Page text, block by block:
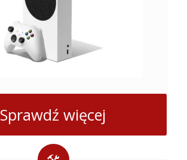
Sprawdź więcej